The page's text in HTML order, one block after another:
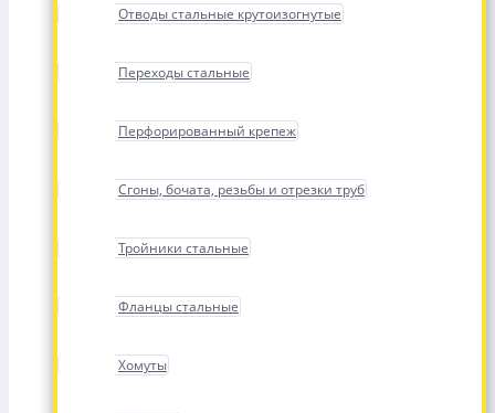
Отводы стальные крутоизогнутые
Переходы стальные
Перфорированный крепеж
Сгоны, бочата, резьбы и отрезки труб
Тройники стальные
Фланцы стальные
Хомуты